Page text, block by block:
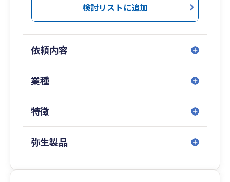
検討リストに追加
依頼内容
業種
特徴
弥生製品